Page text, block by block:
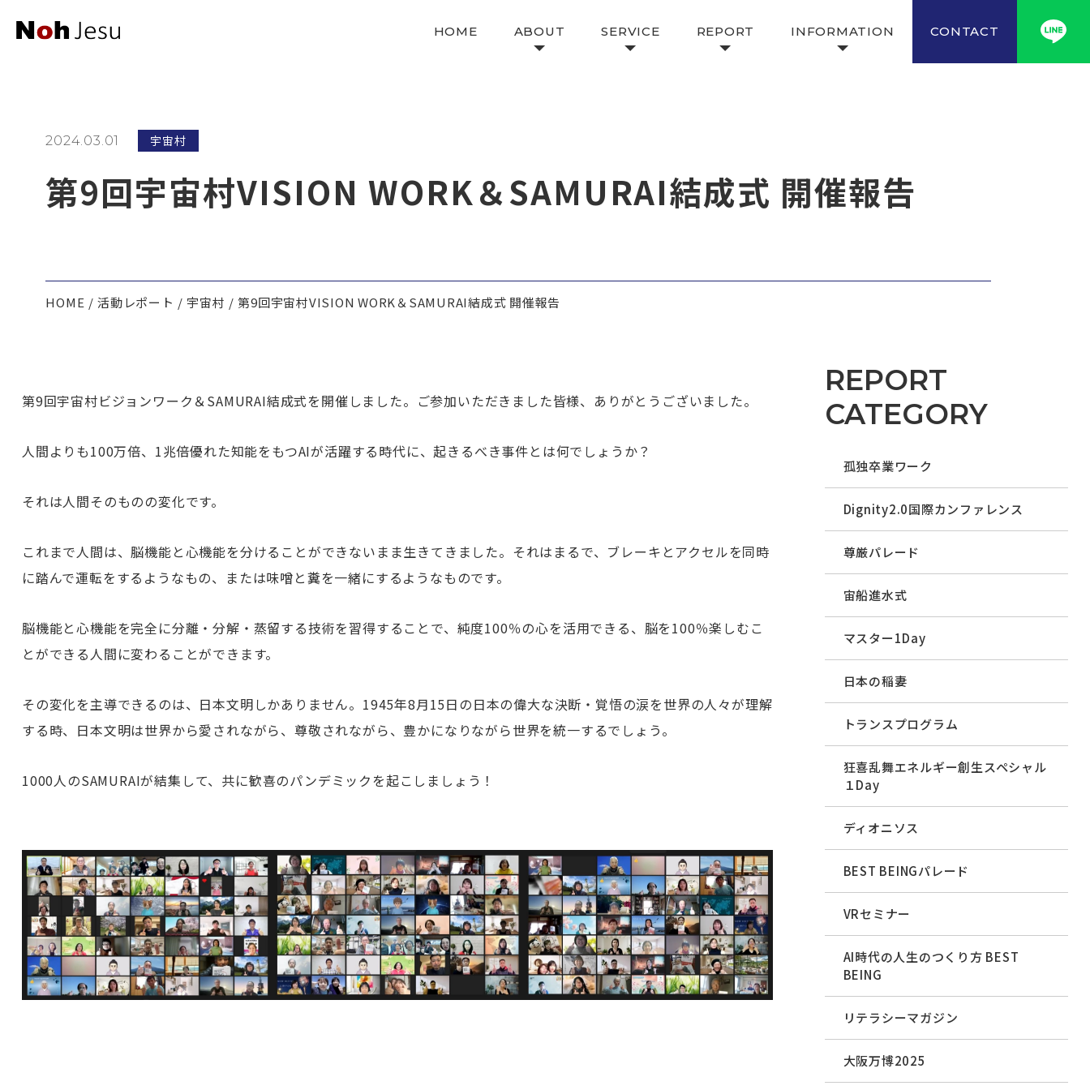
HOME ABOUT SERVICE REPORT INFORMATION CONTACT
2024.03.01 宇宙村
第9回宇宙村VISION WORK＆SAMURAI結成式 開催報告
HOME 活動レポート 宇宙村 第9回宇宙村VISION WORK＆SAMURAI結成式 開催報告
第9回宇宙村ビジョンワーク＆SAMURAI結成式を開催しました。ご参加いただきました皆様、ありがとうございました。
人間よりも100万倍、1兆倍優れた知能をもつAIが活躍する時代に、起きるべき事件とは何でしょうか？
それは人間そのものの変化です。
これまで人間は、脳機能と心機能を分けることができないまま生きてきました。それはまるで、ブレーキとアクセルを同時
に踏んで運転をするようなもの、または味噌と糞を一緒にするようなものです。
脳機能と心機能を完全に分離・分解・蒸留する技術を習得することで、純度100％の心を活用できる、脳を100％楽しむこ
とができる人間に変わることができます。
その変化を主導できるのは、日本文明しかありません。1945年8月15日の日本の偉大な決断・覚悟の涙を世界の人々が理解
する時、日本文明は世界から愛されながら、尊敬されながら、豊かになりながら世界を統一するでしょう。
1000人のSAMURAIが結集して、共に歓喜のパンデミックを起こしましょう！
REPORT
CATEGORY
孤独卒業ワーク
Dignity2.0国際カンファレンス
尊厳パレード
宙船進水式
マスター1Day
日本の稲妻
トランスプログラム
狂喜乱舞エネルギー創生スペシャル
１Day
ディオニソス
BEST BEINGパレード
VRセミナー
AI時代の人生のつくり方 BEST
BEING
リテラシーマガジン
大阪万博2025